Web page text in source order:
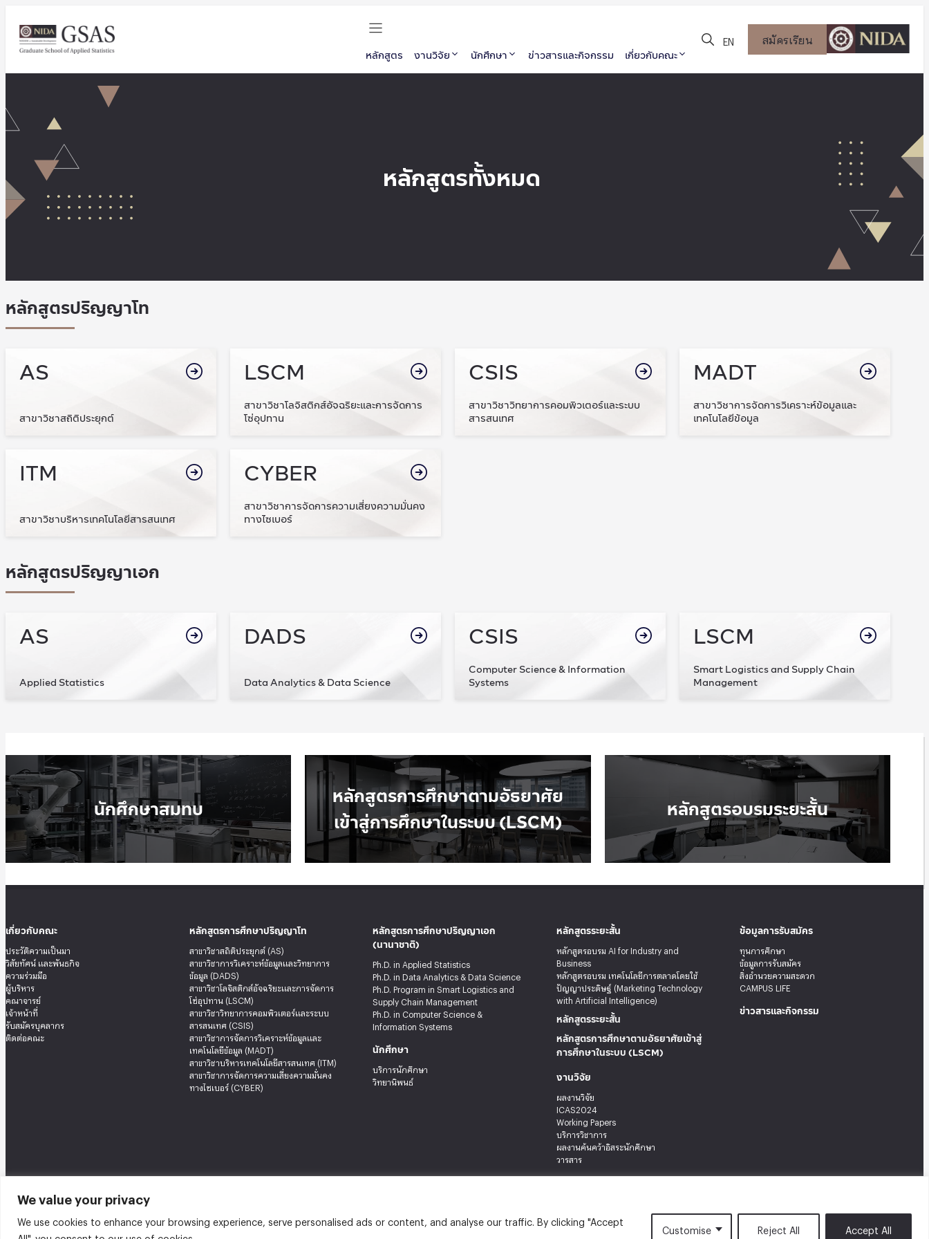
We value your privacy
We use cookies to enhance your browsing experience, serve personalised ads or content, and analyse our traffic. By clicking "Accept
All", you consent to our use of cookies.
Customise Reject All Accept All
หลักสูตร งานวิจัย นักศึกษา ข่าวสารและกิจกรรม เกี่ยวกับคณะ
EN สมัครเรียน
หลักสูตรทั้งหมด
หลักสูตรปริญญาโท
AS
สาขาวิชาสถิติประยุกต์
LSCM
สาขาวิชาโลจิสติกส์อัจฉริยะและการจัดการ
โซ่อุปทาน
CSIS
สาขาวิชาวิทยาการคอมพิวเตอร์และระบบ
สารสนเทศ
MADT
สาขาวิชาการจัดการวิเคราะห์ข้อมูลและ
เทคโนโลยีข้อมูล
ITM
สาขาวิชาบริหารเทคโนโลยีสารสนเทศ
CYBER
สาขาวิชาการจัดการความเสี่ยงความมั่นคง
ทางไซเบอร์
หลักสูตรปริญญาเอก
AS
Applied Statistics
DADS
Data Analytics & Data Science
CSIS
Computer Science & Information
Systems
LSCM
Smart Logistics and Supply Chain
Management
นักศึกษาสมทบ
หลักสูตรการศึกษาตามอัธยาศัย
เข้าสู่การศึกษาในระบบ (LSCM)
หลักสูตรอบรมระยะสั้น
เกี่ยวกับคณะ
ประวัติความเป็นมา
วิสัยทัศน์ และพันธกิจ
ความร่วมมือ
ผู้บริหาร
คณาจารย์
เจ้าหน้าที่
รับสมัครบุคลากร
ติดต่อคณะ
หลักสูตรการศึกษาปริญญาโท
สาขาวิชาสถิติประยุกต์ (AS)
สาขาวิชาการวิเคราะห์ข้อมูลและวิทยาการ
ข้อมูล (DADS)
สาขาวิชาโลจิสติกส์อัจฉริยะและการจัดการ
โซ่อุปทาน (LSCM)
สาขาวิชาวิทยาการคอมพิวเตอร์และระบบ
สารสนเทศ (CSIS)
สาขาวิชาการจัดการวิเคราะห์ข้อมูลและ
เทคโนโลยีข้อมูล (MADT)
สาขาวิชาบริหารเทคโนโลยีสารสนเทศ (ITM)
สาขาวิชาการจัดการความเสี่ยงความมั่นคง
ทางไซเบอร์ (CYBER)
หลักสูตรการศึกษาปริญญาเอก
(นานาชาติ)
Ph.D. in Applied Statistics
Ph.D. in Data Analytics & Data Science
Ph.D. Program in Smart Logistics and
Supply Chain Management
Ph.D. in Computer Science &
Information Systems
นักศึกษา
บริการนักศึกษา
วิทยานิพนธ์
หลักสูตรระยะสั้น
หลักสูตรอบรม AI for Industry and
Business
หลักสูตรอบรม เทคโนโลยีการตลาดโดยใช้
ปัญญาประดิษฐ์ (Marketing Technology
with Artificial Intelligence)
หลักสูตรระยะสั้น
หลักสูตรการศึกษาตามอัธยาศัยเข้าสู่
การศึกษาในระบบ (LSCM)
งานวิจัย
ผลงานวิจัย
ICAS2024
Working Papers
บริการวิชาการ
ผลงานค้นคว้าอิสระนักศึกษา
วารสาร
ข้อมูลการรับสมัคร
ทุนการศึกษา
ข้อมูลการรับสมัคร
สิ่งอำนวยความสะดวก
CAMPUS LIFE
ข่าวสารและกิจกรรม
คณะสถิติประยุกต์ อาคารนวมินทราธิราช ชั้น 12 เลขที่ 148 ถนนเสรีไทย แขวงคลองจั่น เขตบางกะปิ กรุงเทพมหานคร 10240
@2026 คณะสถิติประยุกต์ สถาบันบัณฑิตพัฒนบริหารศาสตร์ | Graduate School of Applied Statistics . All rights reserved. Facebook
Instagram
YouTube
LinkedIn
TikTok